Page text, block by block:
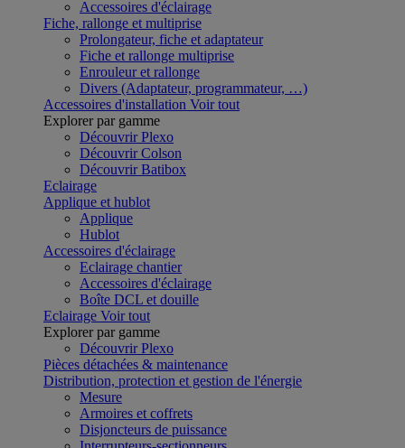
Accessoires d'éclairage
Fiche, rallonge et multiprise
Prolongateur, fiche et adaptateur
Fiche et rallonge multiprise
Enrouleur et rallonge
Divers (Adaptateur, programmateur, …)
Accessoires d'installation Voir tout
Explorer par gamme
Découvrir Plexo
Découvrir Colson
Découvrir Batibox
Eclairage
Applique et hublot
Applique
Hublot
Accessoires d'éclairage
Eclairage chantier
Accessoires d'éclairage
Boîte DCL et douille
Eclairage Voir tout
Explorer par gamme
Découvrir Plexo
Pièces détachées & maintenance
Distribution, protection et gestion de l'énergie
Mesure
Armoires et coffrets
Disjoncteurs de puissance